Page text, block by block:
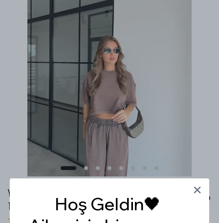
YIKAMALI KAHVERENGİ ŞALVAR PANTOLON T-SHİRT
TAKIM
2 değerlendirme
Hoş Geldin🖤